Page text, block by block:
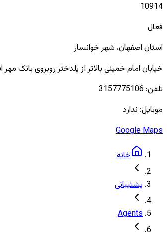
10914
فعال
استان اصفهان، شهرخوانسار
خیابان امام خمینی بالاتر از پلدختر روبروی بانک
تلفن: 3157775106
موبایل: ندارد
Google Maps
خانه
پشتیبانی
Agents